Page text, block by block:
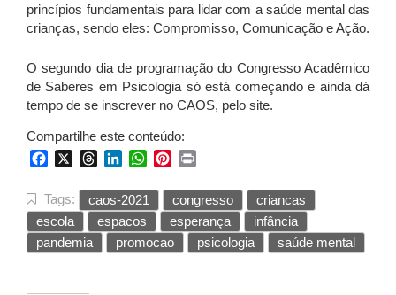
princípios fundamentais para lidar com a saúde mental das
crianças, sendo eles: Compromisso, Comunicação e Ação.
O segundo dia de programação do Congresso Acadêmico
de Saberes em Psicologia só está começando e ainda dá
tempo de se inscrever no CAOS, pelo site.
Compartilhe este conteúdo:
FacebookThreadsLinkedInWhatsApp
Pinterest
Tags: caos-2021 congresso
criancas
escola
espacos esperança
infância
pandemia
promocao psicologia saúde mental